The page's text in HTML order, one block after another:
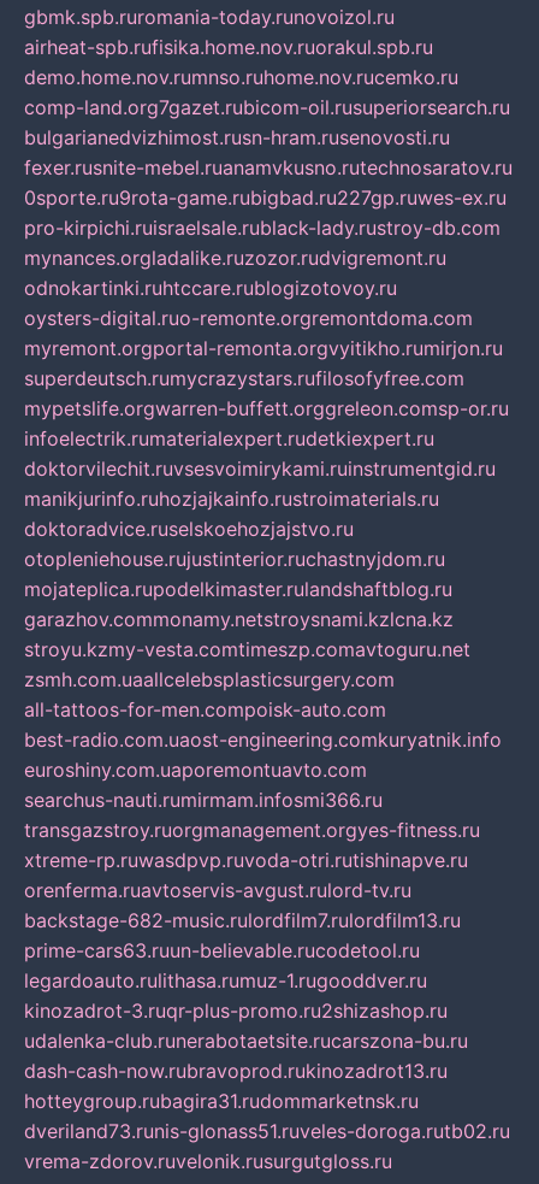
gbmk.spb.ruromania-today.runovoizol.ru
airheat-spb.rufisika.home.nov.ruorakul.spb.ru
demo.home.nov.rumnso.ruhome.nov.rucemko.ru
comp-land.org7gazet.rubicom-oil.rusuperiorsearch.ru
bulgarianedvizhimost.rusn-hram.rusenovosti.ru
fexer.rusnite-mebel.ruanamvkusno.rutechnosaratov.ru
0sporte.ru9rota-game.rubigbad.ru227gp.ruwes-ex.ru
pro-kirpichi.ruisraelsale.rublack-lady.rustroy-db.com
mynances.orgladalike.ruzozor.rudvigremont.ru
odnokartinki.ruhtccare.rublogizotovoy.ru
oysters-digital.ruo-remonte.orgremontdoma.com
myremont.orgportal-remonta.orgvyitikho.rumirjon.ru
superdeutsch.rumycrazystars.rufilosofyfree.com
mypetslife.orgwarren-buffett.orggreleon.comsp-or.ru
infoelectrik.rumaterialexpert.rudetkiexpert.ru
doktorvilechit.ruvsesvoimirykami.ruinstrumentgid.ru
manikjurinfo.ruhozjajkainfo.rustroimaterials.ru
doktoradvice.ruselskoehozjajstvo.ru
otopleniehouse.rujustinterior.ruchastnyjdom.ru
mojateplica.rupodelkimaster.rulandshaftblog.ru
garazhov.commonamy.netstroysnami.kzlcna.kz
stroyu.kzmy-vesta.comtimeszp.comavtoguru.net
zsmh.com.uaallcelebsplasticsurgery.com
all-tattoos-for-men.compoisk-auto.com
best-radio.com.uaost-engineering.comkuryatnik.info
euroshiny.com.uaporemontuavto.com
searchus-nauti.rumirmam.infosmi366.ru
transgazstroy.ruorgmanagement.orgyes-fitness.ru
xtreme-rp.ruwasdpvp.ruvoda-otri.rutishinapve.ru
orenferma.ruavtoservis-avgust.rulord-tv.ru
backstage-682-music.rulordfilm7.rulordfilm13.ru
prime-cars63.ruun-believable.rucodetool.ru
legardoauto.rulithasa.rumuz-1.rugooddver.ru
kinozadrot-3.ruqr-plus-promo.ru2shizashop.ru
udalenka-club.runerabotaetsite.rucarszona-bu.ru
dash-cash-now.rubravoprod.rukinozadrot13.ru
hotteygroup.rubagira31.rudommarketnsk.ru
dveriland73.runis-glonass51.ruveles-doroga.rutb02.ru
vrema-zdorov.ruvelonik.rusurgutgloss.ru